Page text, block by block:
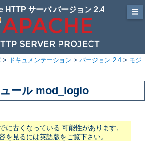
HTTP サーバ バージョン 2.4
> ドキュメンテーション > バージョン 2.4 > モジ
ール mod_logio
に古くなっている 可能性があります。
を見るには英語版をご覧下さい。
☰